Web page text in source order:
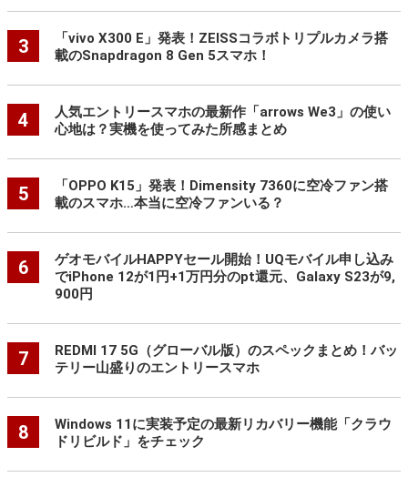
3
「vivo X300 E」発表！ZEISSコラボトリプルカメラ搭
載のSnapdragon 8 Gen 5スマホ！
4
人気エントリースマホの最新作「arrows We3」の使い
心地は？実機を使ってみた所感まとめ
5
「OPPO K15」発表！Dimensity 7360に空冷ファン搭
載のスマホ…本当に空冷ファンいる？
6
ゲオモバイルHAPPYセール開始！UQモバイル申し込み
でiPhone 12が1円+1万円分のpt還元、Galaxy S23が9,
900円
7
REDMI 17 5G（グローバル版）のスペックまとめ！バッ
テリー山盛りのエントリースマホ
8
Windows 11に実装予定の最新リカバリー機能「クラウ
ドリビルド」をチェック